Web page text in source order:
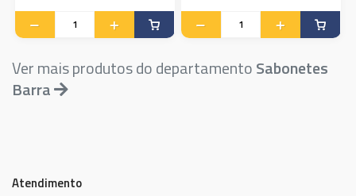
Ver mais produtos do departamentoSabonetes
Barra
Atendimento